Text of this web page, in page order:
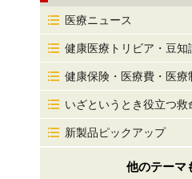
医療ニュース
健康医療トリビア・豆知
健康保険・医療費・医療
いざというとき役立つ救
新製品ピックアップ
他のテーマ